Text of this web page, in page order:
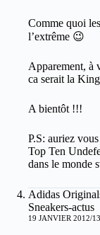
Comme quoi
l’extrême 😉
Apparement, à
ca serait la
A bientôt !!!
P.S: auriez
Top Ten
dans le monde
Adidas
Sneakers-actus
19 JANVIER 2012/